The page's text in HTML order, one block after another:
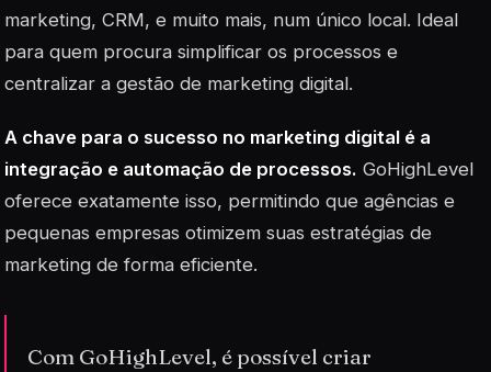
marketing, CRM, e muito mais, num único local. Ideal
para quem procura simplificar os processos e
centralizar a gestão de marketing digital.
A chave para o sucesso no marketing digital é a
integração e automação de processos. GoHighLevel
oferece exatamente isso, permitindo que agências e
pequenas empresas otimizem suas estratégias de
marketing de forma eficiente.
Com GoHighLevel, é possível criar